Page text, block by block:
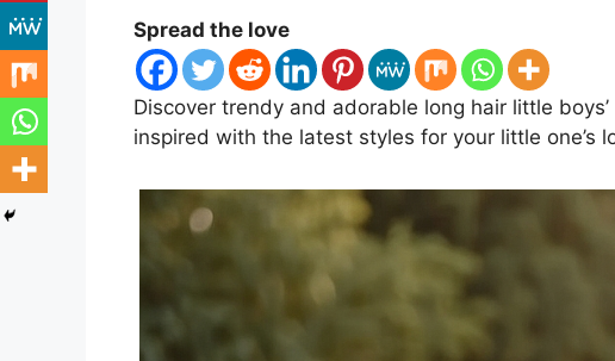
Spread the love
Discover trendy and adorable long hair little
inspired with the latest styles for your little one’s